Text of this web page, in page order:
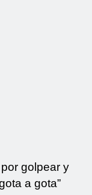
golpear y
a gota”